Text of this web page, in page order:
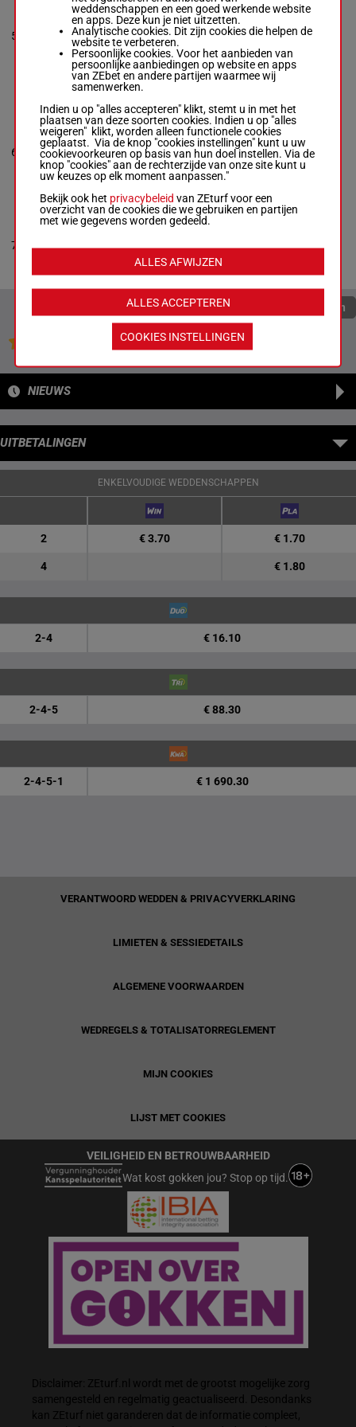
5
-R
73 kg
(24) As Ts (23) As
9s 5s (22) 3s 2s
Ts Ts 2s (21) 2s
R/1273 kg
(24) As Ts (23)
As 9s 5s (22)
3s 2s Ts Ts 2s
(21) 2s 1s
6
RYEHILL
Mr L P Shanahan
R O'sullivan
R/9 -73 kg
10s 1s (24) 4s 1s
R/9 73 kg
10s 1s (24) 4s
1s 2s
7
STEP UP SON
Stone-D K Walsh R/1073 kg 5s 2s (24) As
Quoteringen verversen
Jouw favoriete paarden
NIEUWS
UITBETALINGEN
ENKELVOUDIGE WEDDENSCHAPPEN
2 € 3.70 € 1.70
4 € 1.80
2-4 € 16.10
2-4-5 € 88.30
2-4-5-1 € 1 690.30
VERANTWOORD WEDDEN & PRIVACYVERKLARING
LIMIETEN & SESSIEDETAILS
ALGEMENE VOORWAARDEN
WEDREGELS & TOTALISATORREGLEMENT
MIJN COOKIES
LIJST MET COOKIES
VEILIGHEID EN BETROUWBAARHEID
Wat kost gokken jou? Stop op tijd.
Disclaimer: ZEturf.nl wordt met de grootst mogelijke zorg
samengesteld en regelmatig geactualiseerd. Desondanks
kan ZEturf niet garanderen dat de informatie compleet,
weddenschappen en een goed werkende website
en apps. Deze kun je niet uitzetten.
Analytische cookies. Dit zijn cookies die helpen de
website te verbeteren.
Persoonlijke cookies. Voor het aanbieden van
persoonlijke aanbiedingen op website en apps
van ZEbet en andere partijen waarmee wij
samenwerken.
Indien u op "alles accepteren" klikt, stemt u in met het
plaatsen van deze soorten cookies. Indien u op "alles
weigeren" klikt, worden alleen functionele cookies
geplaatst. Via de knop "cookies instellingen" kunt u uw
cookievoorkeuren op basis van hun doel instellen. Via de
knop "cookies" aan de rechterzijde van onze site kunt u
uw keuzes op elk moment aanpassen."
Bekijk ook het privacybeleid van ZEturf voor een
overzicht van de cookies die we gebruiken en partijen
met wie gegevens worden gedeeld.
ALLES ACCEPTEREN
ALLES AFWIJZEN
COOKIES INSTELLINGEN